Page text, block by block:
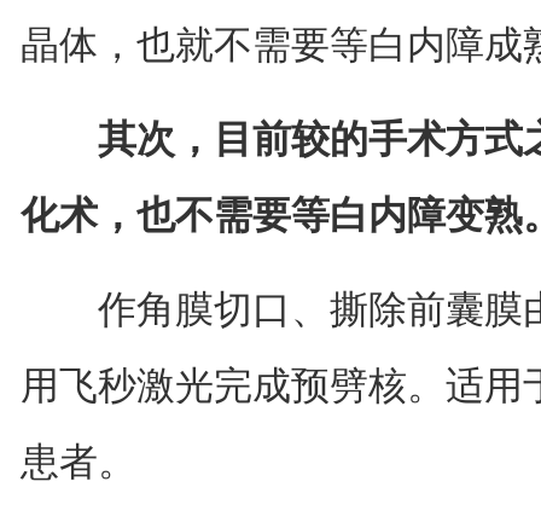
晶体，也就不需要等白内障成
其次，目前较的手术方式
化术，也不需要等白内障变熟
作角膜切口、撕除前囊膜
用飞秒激光完成预劈核。适
患者。